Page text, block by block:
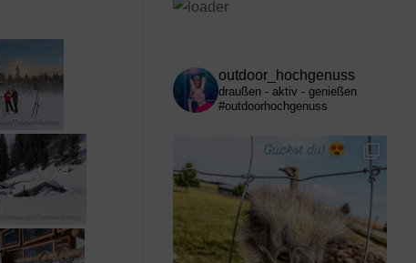
outdoor_hochgenuss
draußen - aktiv - genießen
#outdoorhochgenuss